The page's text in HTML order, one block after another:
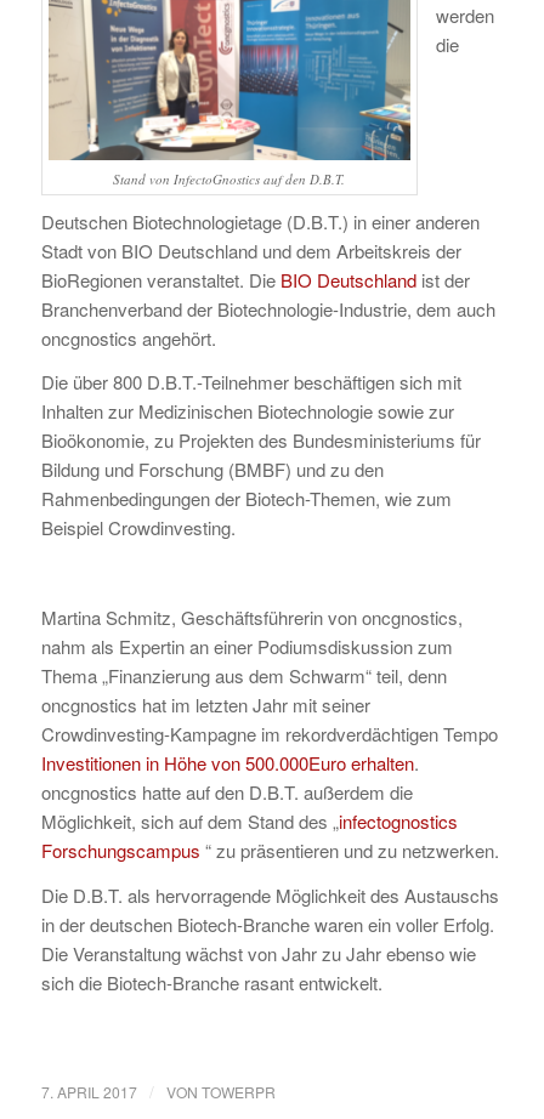
Stand von InfectoGnostics auf den D.B.T.
werden
die
Deutschen Biotechnologietage (D.B.T.) in einer anderen
Stadt von BIO Deutschland und dem Arbeitskreis der
BioRegionen veranstaltet. Die BIO Deutschlandist der
Branchenverband der Biotechnologie-Industrie, dem auch
oncgnostics angehört.
Die über 800 D.B.T.-Teilnehmer beschäftigen sich mit
Inhalten zur Medizinischen Biotechnologie sowie zur
Bioökonomie, zu Projekten des Bundesministeriums für
Bildung und Forschung (BMBF) und zu den
Rahmenbedingungen der Biotech-Themen, wie zum
Beispiel Crowdinvesting.
Martina Schmitz, Geschäftsführerin von oncgnostics,
nahm als Expertin an einer Podiumsdiskussion zum
Thema „Finanzierung aus dem Schwarm“ teil, denn
oncgnostics hat im letzten Jahr mit seiner
Crowdinvesting-Kampagne im rekordverdächtigen Tempo
Investitionen in Höhe von 500.000Euro erhalten.
oncgnostics hatte auf den D.B.T. außerdem die
Möglichkeit, sich auf dem Stand des „infectognostics
Forschungscampus “ zu präsentieren und zu netzwerken.
Die D.B.T. als hervorragende Möglichkeit des Austauschs
in der deutschen Biotech-Branche waren ein voller Erfolg.
Die Veranstaltung wächst von Jahr zu Jahr ebenso wie
sich die Biotech-Branche rasant entwickelt.
7. APRIL 2017 / VON TOWERPR